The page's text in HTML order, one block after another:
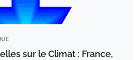
sur le Climat : France,